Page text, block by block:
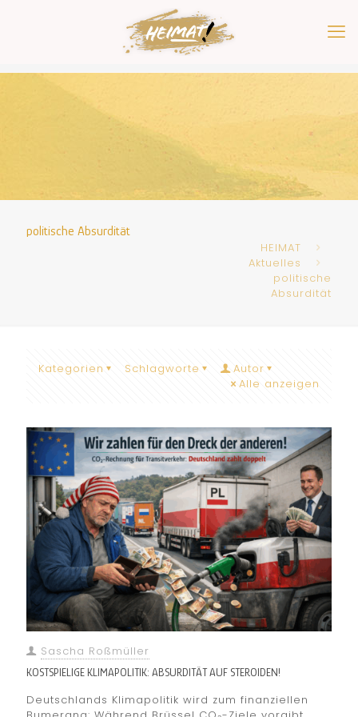
politische Absurdität
HEIMAT
Aktuelles
politische
Absurdität
Kategorien Schlagworte
Autor
Alle anzeigen
Sascha Roßmüller
KOSTSPIELIGE KLIMAPOLITIK: ABSURDITÄT AUF STEROIDEN!
Deutschlands Klimapolitik wird zum finanziellen